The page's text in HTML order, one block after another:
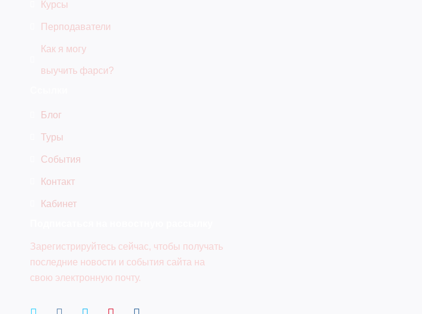
Курсы
Перподаватели
Как я могу
выучить фарси?
Блог
Туры
События
Контакт
Кабинет
Зарегистрируйтесь сейчас, чтобы получать
последние новости и события сайта на
свою электронную почту.